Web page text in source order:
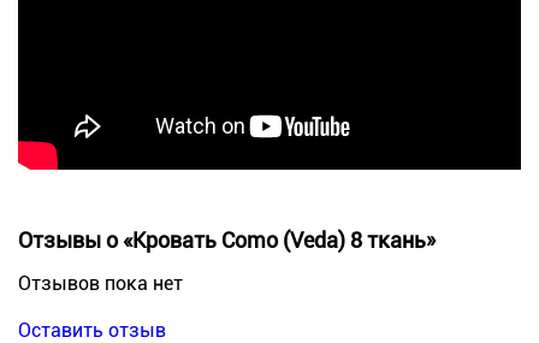
Отзывы о «Кровать Como (Veda) 8 ткань»
Отзывов пока нет
Оставить отзыв